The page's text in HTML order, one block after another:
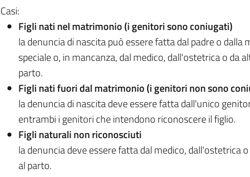
Casi:
Figli nati nel matrimonio (i genitori sono coniugati)
la denuncia di nascita può essere fatta dal padre o
speciale o, in mancanza, dal medico, dall'ostetrica o da
parto.
Figli nati fuori dal matrimonio (i genitori non sono
la denuncia di nascita deve essere fatta dall'unico
entrambi i genitori che intendono riconoscere il figlio.
Figli naturali non riconosciuti
la denuncia deve essere fatta dal medico, dall'ostetrica
al parto.